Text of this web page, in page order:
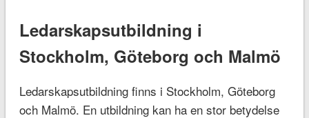
Ledarskapsutbildning i
Stockholm, Göteborg och Malmö
Ledarskapsutbildning finns i Stockholm, Göteborg
och Malmö. En utbildning kan ha en stor betydelse